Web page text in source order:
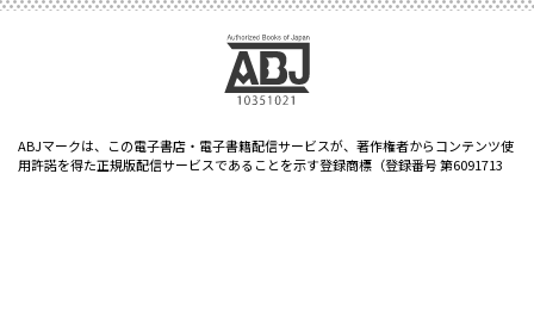
ABJマークは、この電子書店・電子書籍配信サービスが、著作権者からコンテンツ使
用許諾を得た正規版配信サービスであることを示す登録商標（登録番号 第6091713